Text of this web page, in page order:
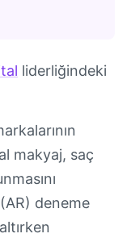
liderliğindeki
makyaj, saç
deneme